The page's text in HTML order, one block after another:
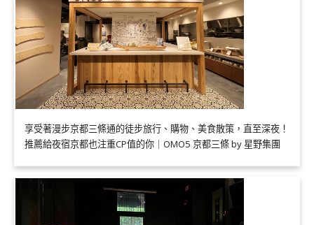
享受著漫步京都三條通的徒步旅行、購物、美食散策，直至深夜！
推薦給夜宿京都也注重CP值的你｜OMO5 京都三條 by 星野集團